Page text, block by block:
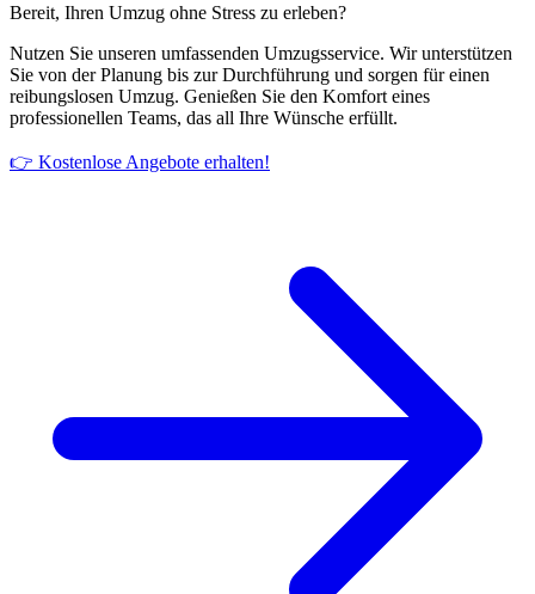
Bereit, Ihren Umzug ohne Stress zu erleben?
Nutzen Sie unseren umfassenden Umzugsservice. Wir unterstützen
Sie von der Planung bis zur Durchführung und sorgen für einen
reibungslosen Umzug. Genießen Sie den Komfort eines
professionellen Teams, das all Ihre Wünsche erfüllt.
👉 Kostenlose Angebote erhalten!